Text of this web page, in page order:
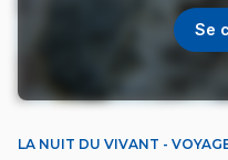
Se
LA NUIT DU VIVANT -